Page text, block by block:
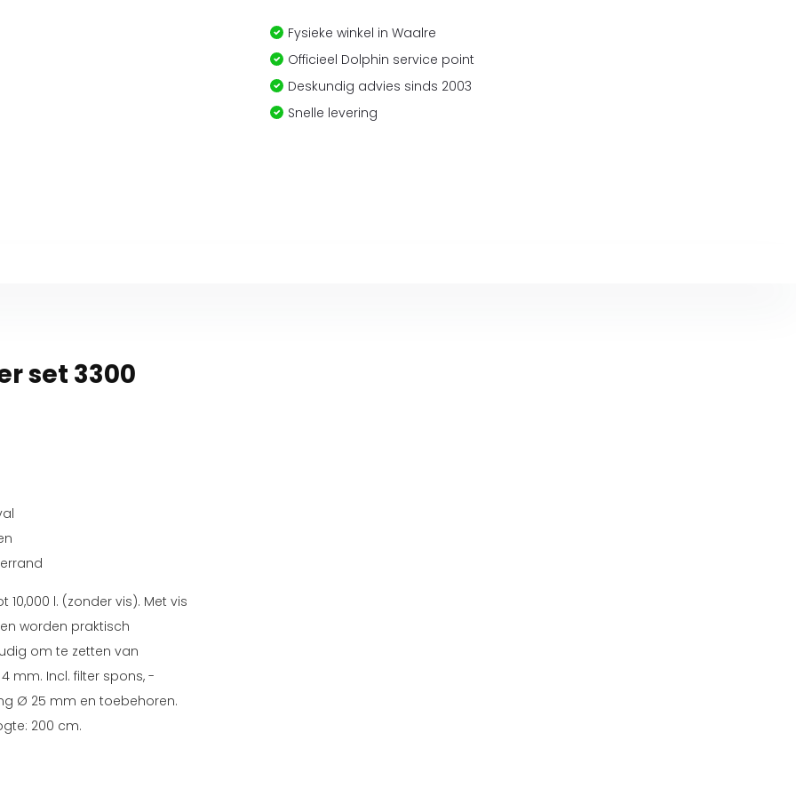
Fysieke winkel in Waalre
Officieel Dolphin service point
Deskundig advies sinds 2003
Snelle levering
set 3300
l. (zonder vis). Met vis
worden praktisch
om te zetten van
mm. Incl. filter spons, -
Ø 25 mm en toebehoren.
200 cm.